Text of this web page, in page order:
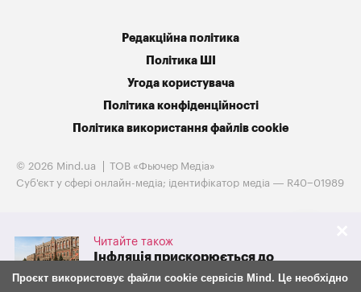
Читайте також
Інфляція прискорюється до
10%: чому НБУ знову підвищив
облікову ставку та як із 7
Редакційна політика
Політика ШІ
Угода користувача
Політика конфіденційності
Політика використання файлів cookie
© 2026 Mind.ua
ТОВ «Фьючер Медiа»
Cуб'єкт у сфері онлайн-медіа; ідентифікатор медіа — R40−01989
Проєкт використовує файли cookie сервісів Mind. Це необхідно